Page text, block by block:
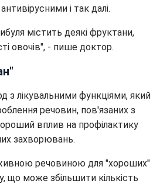
і так далі.
містить деякі фруктани,
овочів", - пише доктор.
з лікувальними функціями, який
речовин, пов'язаних з
вплив на профілактику
захворювань.
речовиною для "хороших"
що може збільшити кількість